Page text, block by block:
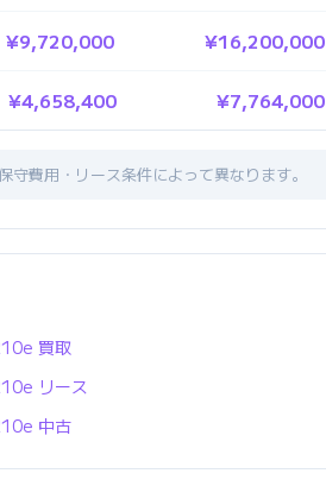
¥9,720,000 ¥16,200,000
¥4,658,400 ¥7,764,000
費用・リース条件によって異なります。
買取
リース
中古